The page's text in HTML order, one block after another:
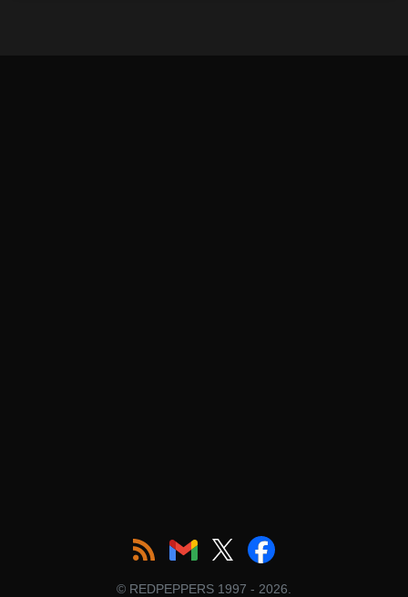
© REDPEPPERS 1997 - 2026.